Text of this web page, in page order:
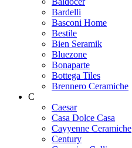
Bardelli
Basconi Home
Bestile
Bien Seramik
Bluezone
Bonaparte
Bottega Tiles
Brennero Ceramiche
C
Caesar
Casa Dolce Casa
Cayyenne Ceramiche
Century